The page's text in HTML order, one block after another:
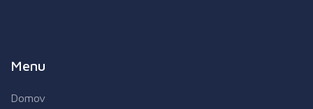
Menu
Domov